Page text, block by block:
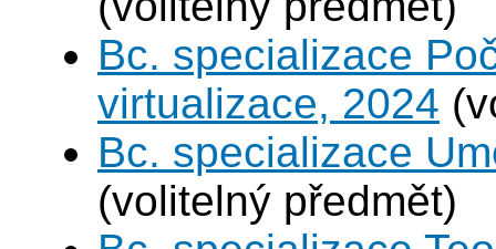
Bc. specializace
virtualizace, 2024
Bc. specializace
(volitelný předmět)